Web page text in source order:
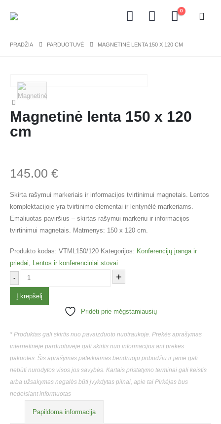
0
PRADŽIA PARDUOTUVĖ MAGNETINĖ LENTA 150 X 120 CM
Magnetinė lenta 150 x 120
cm
145.00 €
Skirta rašymui markeriais ir informacijos tvirtinimui magnetais. Lentos
komplektacijoje yra tvirtinimo elementai ir lentynėlė markeriams.
Emaliuotas paviršius – skirtas rašymui markeriu ir informacijos
tvirtinimui magnetais. Matmenys: 150 x 120 cm.
Produkto kodas: VTML150/120 Kategorijos: Konferencijų įranga ir
priedai, Lentos ir konferenciniai stovai
-
+
Į krepšelį
Pridėti prie mėgstamiausių
* Produktas gali skirtis nuo pavaizduoto nuotraukoje. Prekės aprašymas
internetinėje parduotuvėje gali skirtis nuo informacijos ant prekės
pakuotės. Šis aprašymas pateikiamas bendruoju pobūdžiu ir jame gali
nebūti nurodytos visos jos savybės. Kartais pristatymo terminai gali keistis
arba užsakymas negalės būti įvykdytas pilnai, apie tai Pirkėjas bus
nedelsiant informuotas
Papildoma informacija